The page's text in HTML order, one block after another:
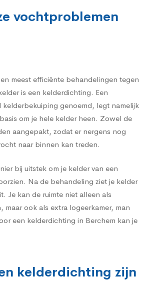
vochtproblemen
meest efficiënte behandelingen tegen
is een kelderdichting. Een
genoemd, legt namelijk
om je hele kelder heen. Zowel de
aangepakt, zodat er nergens nog
naar binnen kan treden.
bij uitstek om je kelder van een
Na de behandeling ziet je kelder
Je kan de ruimte niet alleen als
maar ook als extra logeerkamer, man
een kelderdichting in Berchem kan je
kelderdichting zijn